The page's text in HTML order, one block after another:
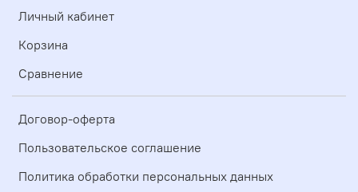
Личный кабинет
Корзина
Сравнение
Договор-оферта
Пользовательское соглашение
Политика обработки персональных данных